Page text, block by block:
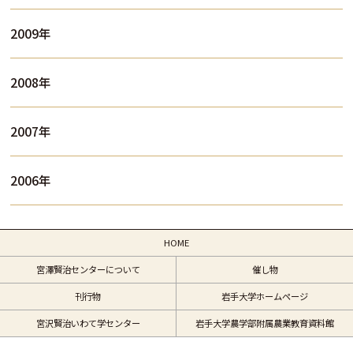
2009年
2008年
2007年
2006年
HOME
宮澤賢治センターについて 催し物
刊行物 岩手大学ホームページ
宮沢賢治いわて学センター 岩手大学農学部附属農業教育資料館